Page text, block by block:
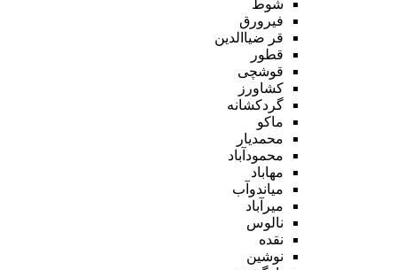
شوط
فیرورق
قر ضیاالدین
قطور
قوشچی
کشاورز
گردکشانه
ماکو
محمدیار
محمودآباد
مهاباد
میاندوآب
میرآباد
نالوس
نقده
نوشین